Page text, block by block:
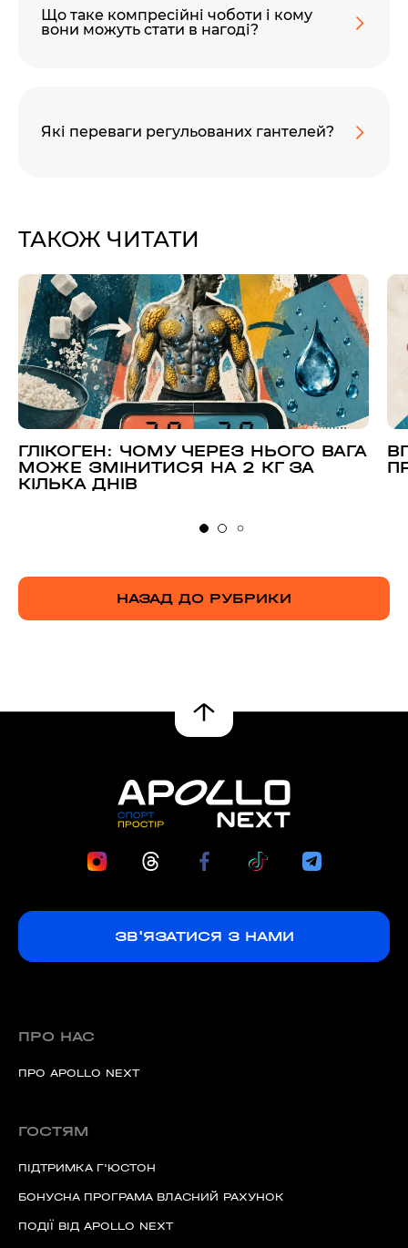
Що таке компресійні чоботи і кому
вони можуть стати в нагоді?
Які переваги регульованих гантелей?
ТАКОЖ ЧИТАТИ
ГЛІКОГЕН: ЧОМУ ЧЕРЕЗ НЬОГО ВАГА
МОЖЕ ЗМІНИТИСЯ НА 2 КГ ЗА
КІЛЬКА ДНІВ
НАЗАД ДО РУБРИКИ
ЗВ'ЯЗАТИСЯ З НАМИ
ПРО НАС
ПРО APOLLO NEXT
ГОСТЯМ
ПІДТРИМКА Г'ЮСТОН
БОНУСНА ПРОГРАМА ВЛАСНИЙ РАХУНОК
ПОДІЇ ВІД APOLLO NEXT